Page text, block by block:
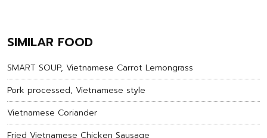
SIMILAR FOOD
SMART SOUP, Vietnamese Carrot Lemongrass
Pork processed, Vietnamese style
Vietnamese Coriander
Fried Vietnamese Chicken Sausage